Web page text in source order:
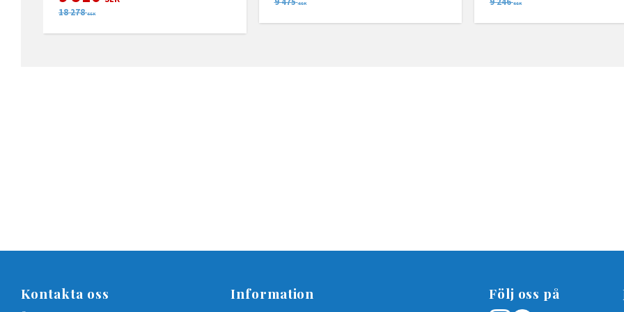
18 278 SEK
SEK SEK
Kontakta oss Information Följ oss på